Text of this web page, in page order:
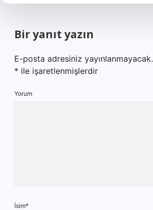
Bir yanıt yazın
E-posta adresiniz yayınlanmayacak.
* ile işaretlenmişlerdir
Yorum
İsim*